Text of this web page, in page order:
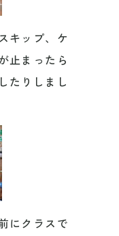
キップ、ケ
止まったら
たりしまし
にクラスで